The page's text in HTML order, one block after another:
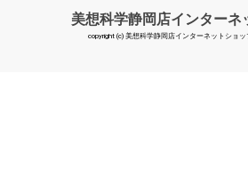
美想科学静岡店インターネ
copyright (c) 美想科学静岡店インターネットショッ